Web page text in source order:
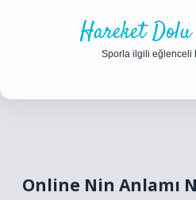
Hareket
Sporla ilgili eğlenceli
Online Nin Anlamı